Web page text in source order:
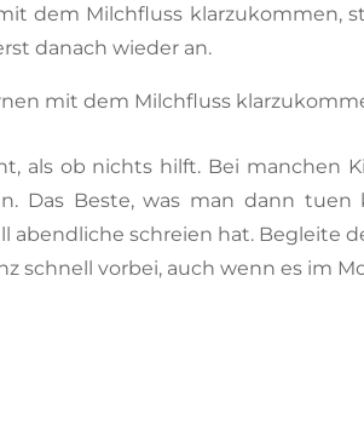
dem Milchfluss klarzukommen,
danach wieder an.
mit dem Milchfluss
als ob nichts hilft. Bei manchen
Das Beste, was man dann tuen
abendliche schreien hat. Begleite
schnell vorbei, auch wenn es im